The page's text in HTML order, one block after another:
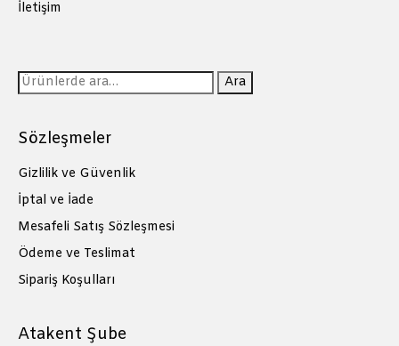
İletişim
Ara: Ara
Sözleşmeler
Gizlilik ve Güvenlik
İptal ve İade
Mesafeli Satış Sözleşmesi
Ödeme ve Teslimat
Sipariş Koşulları
Atakent Şube